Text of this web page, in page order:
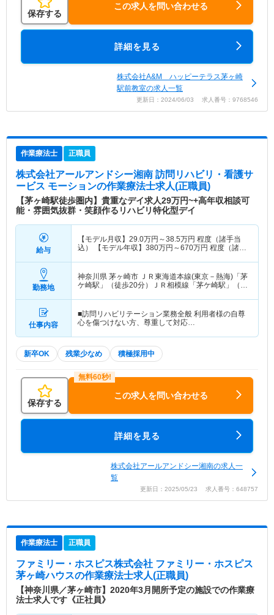
保存する
この求人を問い合わせる
詳細を見る
株式会社A&M ハッピーテラス茅ヶ崎
駅前教室の求人一覧
更新日：2024/06/03 求人番号：9768546
作業療法士 正職員
株式会社アールアンドシー湘南 訪問リハビリ・看護サ
ービス モーションの作業療法士求人(正職員)
【茅ヶ崎駅徒歩圏内】貴重なデイ求人29万円~+高年収相談可
能・雰囲気抜群・笑顔作るリハビリ特化型デイ
給与
【モデル月収】 29.0万円～38.5万円 程度（諸手当
込） 【モデル年収】 380万円～670万円 程度（諸手
勤務地
神奈川県 茅ヶ崎市 ＪＲ東海道本線(東京－熱海)「茅
ケ崎駅」（徒歩20分）ＪＲ相模線「茅ケ崎駅」（徒
仕事内容
■訪問リハビリテーション業務全般 利用者様の自尊
心を傷つけない方、尊重して対応…
新卒OK 残業少なめ 積極採用中
保存する
この求人を問い合わせる
詳細を見る
株式会社アールアンドシー湘南の求人一
覧
更新日：2025/05/23 求人番号：648757
作業療法士 正職員
ファミリー・ホスピス株式会社 ファミリー・ホスピス
茅ヶ崎ハウスの作業療法士求人(正職員)
【神奈川県／茅ヶ崎市】2020年3月開所予定の施設での作業療
法士求人です《正社員》